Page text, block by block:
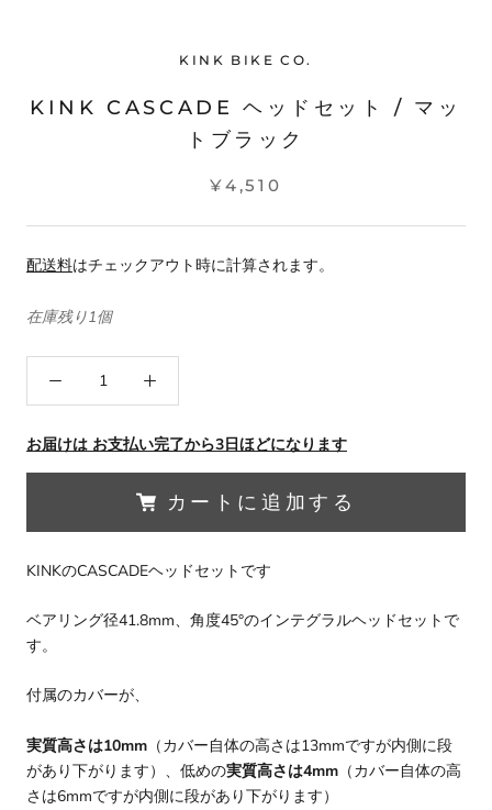
KINK BIKE CO.
KINK CASCADE ヘッドセット / マッ
トブラック
¥4,510
配送料はチェックアウト時に計算されます。
在庫残り1個
お届けは お支払い完了から3日ほどになります
カートに追加する
KINKのCASCADEヘッドセットです
ベアリング径41.8mm、角度45°のインテグラルヘッドセットで
す。
付属のカバーが、
実質高さは10mm （カバー自体の高さは13mmですが内側に段
があり下がります）、低めの実質高さは4mm （カバー自体の高
さは6mmですが内側に段があり下がります）